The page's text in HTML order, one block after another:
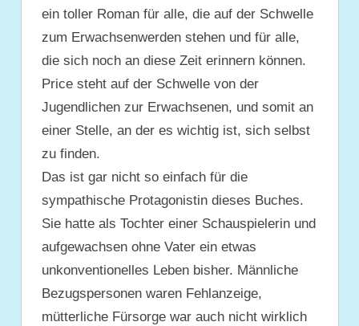
ein toller Roman für alle, die auf der Schwelle
zum Erwachsenwerden stehen und für alle,
die sich noch an diese Zeit erinnern können.
Price steht auf der Schwelle von der
Jugendlichen zur Erwachsenen, und somit an
einer Stelle, an der es wichtig ist, sich selbst
zu finden.
Das ist gar nicht so einfach für die
sympathische Protagonistin dieses Buches.
Sie hatte als Tochter einer Schauspielerin und
aufgewachsen ohne Vater ein etwas
unkonventionelles Leben bisher. Männliche
Bezugspersonen waren Fehlanzeige,
mütterliche Fürsorge war auch nicht wirklich